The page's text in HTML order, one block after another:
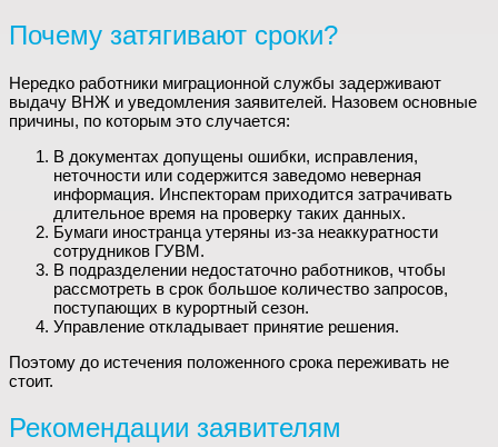
Почему затягивают сроки?
Нередко работники миграционной службы задерживают
выдачу ВНЖ и уведомления заявителей. Назовем основные
причины, по которым это случается:
В документах допущены ошибки, исправления,
неточности или содержится заведомо неверная
информация. Инспекторам приходится затрачивать
длительное время на проверку таких данных.
Бумаги иностранца утеряны из-за неаккуратности
сотрудников ГУВМ.
В подразделении недостаточно работников, чтобы
рассмотреть в срок большое количество запросов,
поступающих в курортный сезон.
Управление откладывает принятие решения.
Поэтому до истечения положенного срока переживать не
стоит.
Рекомендации заявителям